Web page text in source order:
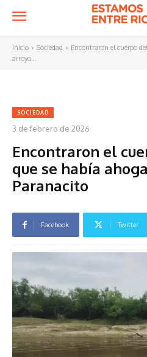
Inicio Sociedad
Encontraron el cuerpo
arroyo...
SOCIEDAD
3 de febrero de 2026
Encontraron el
que se había
Paranacito
Facebook Twitter